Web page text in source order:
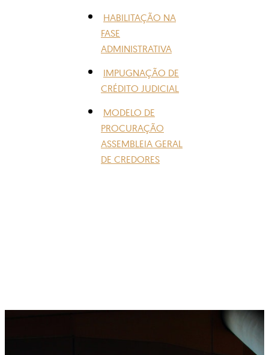
HABILITAÇÃO NA
FASE
ADMINISTRATIVA
IMPUGNAÇÃO DE
CRÉDITO JUDICIAL
MODELO DE
PROCURAÇÃO
ASSEMBLEIA GERAL
DE CREDORES